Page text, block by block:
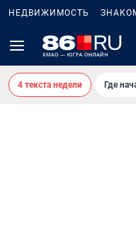
НЕДВИЖИМОСТЬ
4 текста недели Где